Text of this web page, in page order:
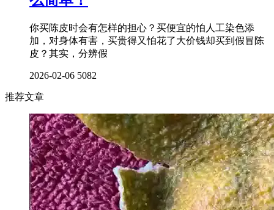
你买陈皮时会有怎样的担心？买便宜的怕人工染色添
加，对身体有害，买贵得又怕花了大价钱却买到假冒陈
皮？其实，分辨假
2026-02-06 5082
推荐文章